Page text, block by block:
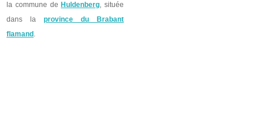
la commune de Huldenberg, située
dans la province du Brabant
flamand .